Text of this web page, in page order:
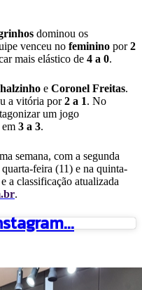
dominou os
venceu no feminino por2
mais elástico de 4 a 0.
e Coronel Freitas.
a vitória por2 a 1. No
um jogo
3 a 3.
semana, com a segunda
feira (11) e na quinta-
a classificação atualizada
.